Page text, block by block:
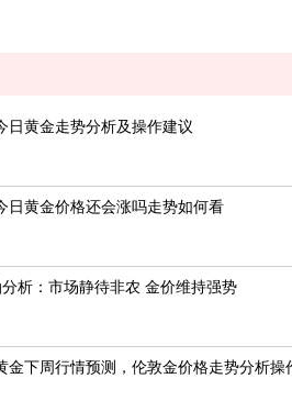
日黄金走势分析及操作建议
日黄金价格还会涨吗走势如何看
析：市场静待非农 金价维持强势
金下周行情预测，伦敦金价格走势分析操